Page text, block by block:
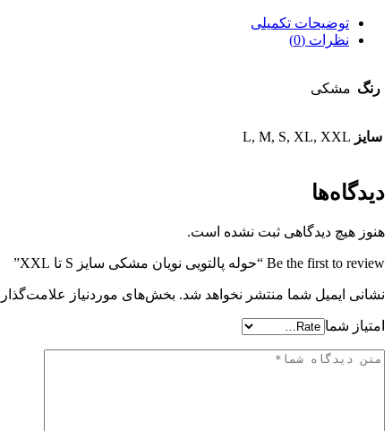
توضیحات تکمیلی
نظرات (0)
رنگ مشکی
سایز L, M, S, XL, XXL
دیدگاه‌ها
هنوز هیچ دیدگاهی ثبت نشده است.
Be the first to review “حوله پالتویی نویان مشکی سایز S تا XXL”
نشانی ایمیل شما منتشر نخواهد شد. بخش‌های موردنیاز
امتیاز شما